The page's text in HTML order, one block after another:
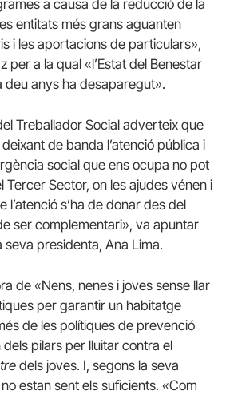
a causa de la reducció de la
entitats més grans aguanten
i les aportacions de particulars»,
per a la qual «l’Estat del Benestar
deu anys ha desaparegut».
Treballador Social adverteix que
de banda l’atenció pública i
social que ens ocupa no pot
Tercer Sector, on les ajudes vénen i
l’atenció s’ha de donar des del
ser complementari», va apuntar
seva presidenta, Ana Lima.
de «Nens, nenes i joves sense llar
per garantir un habitatge
de les polítiques de prevenció
dels pilars per lluitar contra el
dels joves. I, segons la seva
estan sent els suficients. «Com